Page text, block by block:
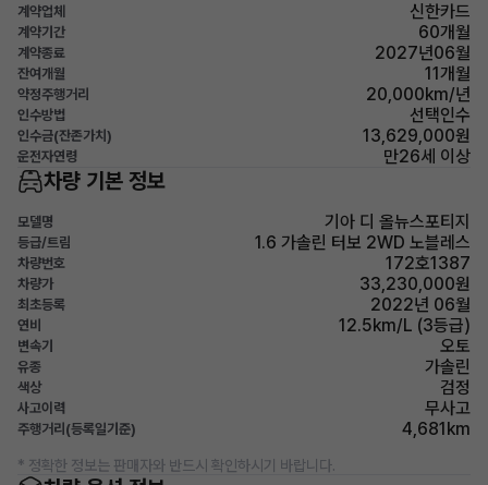
계약업체 신한카드
계약기간 60개월
계약종료 2027년06월
잔여개월 11개월
약정주행거리 20,000km/년
인수방법 선택인수
인수금(잔존가치) 13,629,000원
운전자연령 만26세 이상
차량 기본 정보
모델명 기아 디 올뉴스포티지
등급/트림 1.6 가솔린 터보 2WD 노블레스
차량번호 172호1387
차량가 33,230,000원
최초등록 2022년 06월
연비 12.5km/L (3등급)
변속기 오토
유종 가솔린
색상 검정
사고이력 무사고
주행거리(등록일기준) 4,681km
* 정확한 정보는 판매자와 반드시 확인하시기 바랍니다.